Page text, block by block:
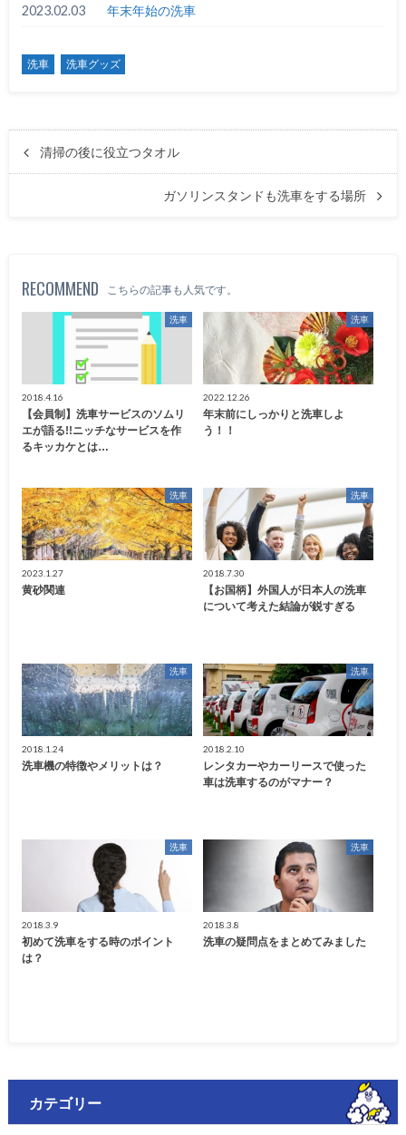
2023.02.03 年末年始の洗車
洗車 洗車グッズ
清掃の後に役立つタオル
ガソリンスタンドも洗車をする場所
RECOMMEND こちらの記事も人気です。
洗車
2018.4.16
【会員制】洗車サービスのソムリ
エが語る!!ニッチなサービスを作
るキッカケとは…
洗車
2022.12.26
年末前にしっかりと洗車しよ
う！！
洗車
2023.1.27
黄砂関連
洗車
2018.7.30
【お国柄】外国人が日本人の洗車
について考えた結論が鋭すぎる
洗車
2018.1.24
洗車機の特徴やメリットは？
洗車
2018.2.10
レンタカーやカーリースで使った
車は洗車するのがマナー？
洗車
2018.3.9
初めて洗車をする時のポイント
は？
洗車
2018.3.8
洗車の疑問点をまとめてみました
カテゴリー